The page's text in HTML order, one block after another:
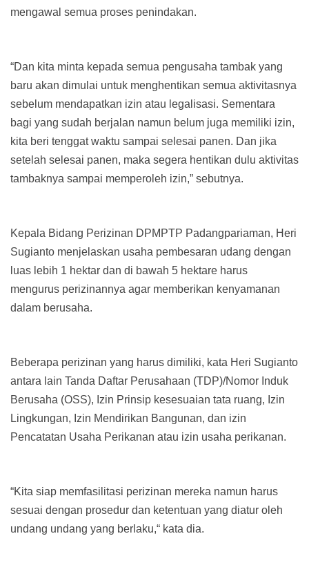
mengawal semua proses penindakan.
“Dan kita minta kepada semua pengusaha tambak yang
baru akan dimulai untuk menghentikan semua aktivitasnya
sebelum mendapatkan izin atau legalisasi. Sementara
bagi yang sudah berjalan namun belum juga memiliki izin,
kita beri tenggat waktu sampai selesai panen. Dan jika
setelah selesai panen, maka segera hentikan dulu aktivitas
tambaknya sampai memperoleh izin,” sebutnya.
Kepala Bidang Perizinan DPMPTP Padangpariaman, Heri
Sugianto menjelaskan usaha pembesaran udang dengan
luas lebih 1 hektar dan di bawah 5 hektare harus
mengurus perizinannya agar memberikan kenyamanan
dalam berusaha.
Beberapa perizinan yang harus dimiliki, kata Heri Sugianto
antara lain Tanda Daftar Perusahaan (TDP)/Nomor Induk
Berusaha (OSS), Izin Prinsip kesesuaian tata ruang, Izin
Lingkungan, Izin Mendirikan Bangunan, dan izin
Pencatatan Usaha Perikanan atau izin usaha perikanan.
“Kita siap memfasilitasi perizinan mereka namun harus
sesuai dengan prosedur dan ketentuan yang diatur oleh
undang undang yang berlaku,“ kata dia.